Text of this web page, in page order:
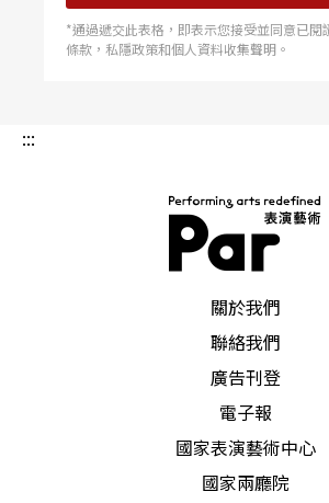
*通過遞交此表格，即表示您接受並同意已閱
條款，私隱政策和個人資料收集聲明。
:::
關於我們
聯絡我們
廣告刊登
電子報
國家表演藝術中心
國家兩廳院